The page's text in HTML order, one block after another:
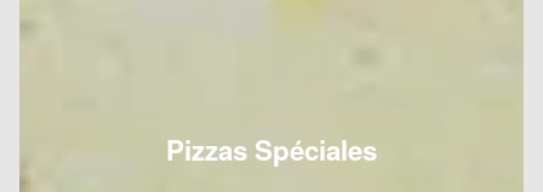
Pizzas Spéciales